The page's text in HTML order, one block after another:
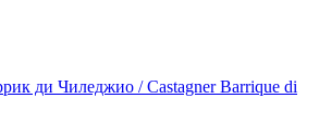
ди Чиледжио / Castagner Barrique di